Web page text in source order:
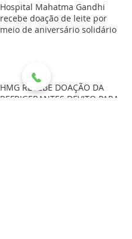
Hospital Mahatma Gandhi
recebe doação de leite por
meio de aniversário solidário
HMG RECEBE DOAÇÃO DA
REFRIGERANTES DEVITO PARA